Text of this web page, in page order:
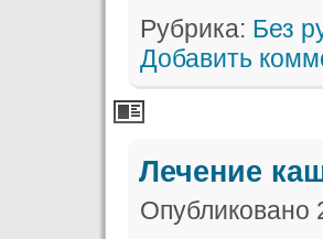
Рубрика: Без
Добавить
Лечение
Опубликовано